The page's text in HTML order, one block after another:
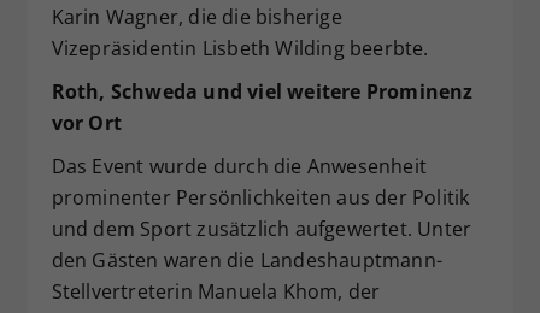
Karin Wagner, die die bisherige
Vizepräsidentin Lisbeth Wilding beerbte.
Roth, Schweda und viel weitere Prominenz
vor Ort
Das Event wurde durch die Anwesenheit
prominenter Persönlichkeiten aus der Politik
und dem Sport zusätzlich aufgewertet. Unter
den Gästen waren die Landeshauptmann-
Stellvertreterin Manuela Khom, der